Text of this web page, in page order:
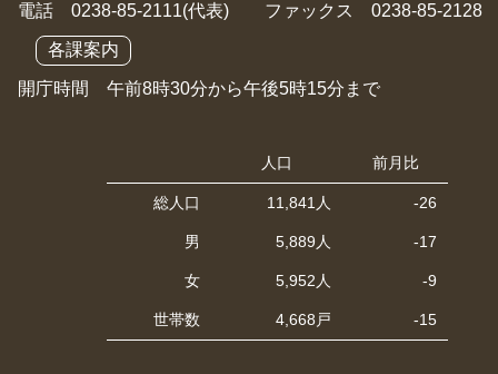
電話 0238-85-2111(代表) ファックス 0238-85-2128
各課案内
開庁時間 午前8時30分から午後5時15分まで
人口 前月比
総人口 11,841人 -26
男 5,889人 -17
女 5,952人 -9
世帯数 4,668戸 -15